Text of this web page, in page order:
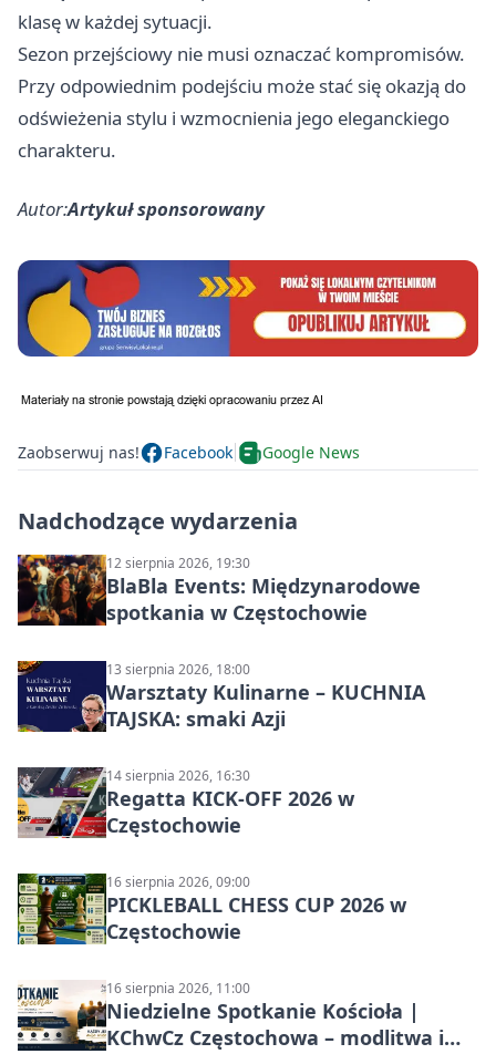
klasę w każdej sytuacji.
Sezon przejściowy nie musi oznaczać kompromisów.
Przy odpowiednim podejściu może stać się okazją do
odświeżenia stylu i wzmocnienia jego eleganckiego
charakteru.
Autor:Artykuł sponsorowany
Zaobserwuj nas! Facebook Google News
Nadchodzące wydarzenia
12 sierpnia 2026, 19:30
BlaBla Events: Międzynarodowe
spotkania w Częstochowie
13 sierpnia 2026, 18:00
Warsztaty Kulinarne – KUCHNIA
TAJSKA: smaki Azji
14 sierpnia 2026, 16:30
Regatta KICK-OFF 2026 w
Częstochowie
16 sierpnia 2026, 09:00
PICKLEBALL CHESS CUP 2026 w
Częstochowie
16 sierpnia 2026, 11:00
Niedzielne Spotkanie Kościoła |
KChwCz Częstochowa – modlitwa i